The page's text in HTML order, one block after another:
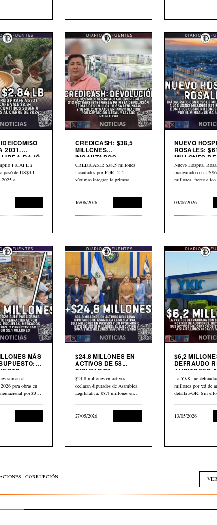
2031.
LIBRA BAJÓ
FICAFE a
pasó de US$4.11
2025 a…
CREDICASH: $38,5
MILLONES
INCAUTADOS.
INICIAN DEVOLUCIÓN
CREDICASH: $38,5 millones
incautados por FGR; 212
víctimas integran la primera
16/06/2026
NUEVO
ROSALES:
MILLONES
$80 MILLONES
BID
Nuevo Hospital
inaugurado con
millones, frente a los
03/06/2026
MÁS
Y
suman al
para obras en
por $30,2
$24.8 MILLONES EN
ACTIVOS DE 58
DIPUTADOS
DECLARADOS EN
HACIENDA
$24.8 millones en activos
declaran diputados de Asamblea
Legilslativa, $8.8 millones en
27/05/2026
$6,2
DEFRAUDÓ
AUDITORES
YKK
La YKK fue
millones por red de
detalla FGR. Sin
13/05/2026
CORRUPCIÓN